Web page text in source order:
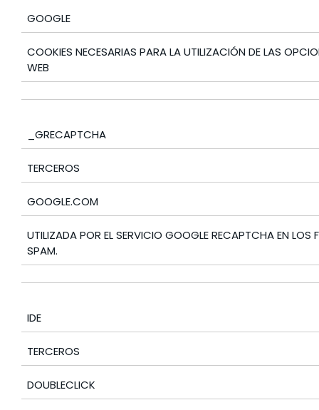
GOOGLE
COOKIES NECESARIAS PARA LA UTILIZACIÓN DE LAS
WEB
_GRECAPTCHA
TERCEROS
GOOGLE.COM
UTILIZADA POR EL SERVICIO GOOGLE RECAPTCHA EN LOS
SPAM.
IDE
TERCEROS
DOUBLECLICK